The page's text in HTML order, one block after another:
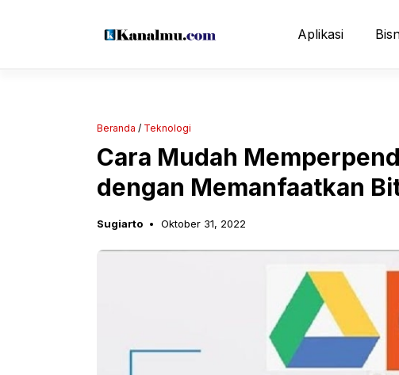
Aplikasi
Beranda / Teknologi
Cara Mudah
dengan Memanfaatkan
Sugiarto Oktober 31, 2022